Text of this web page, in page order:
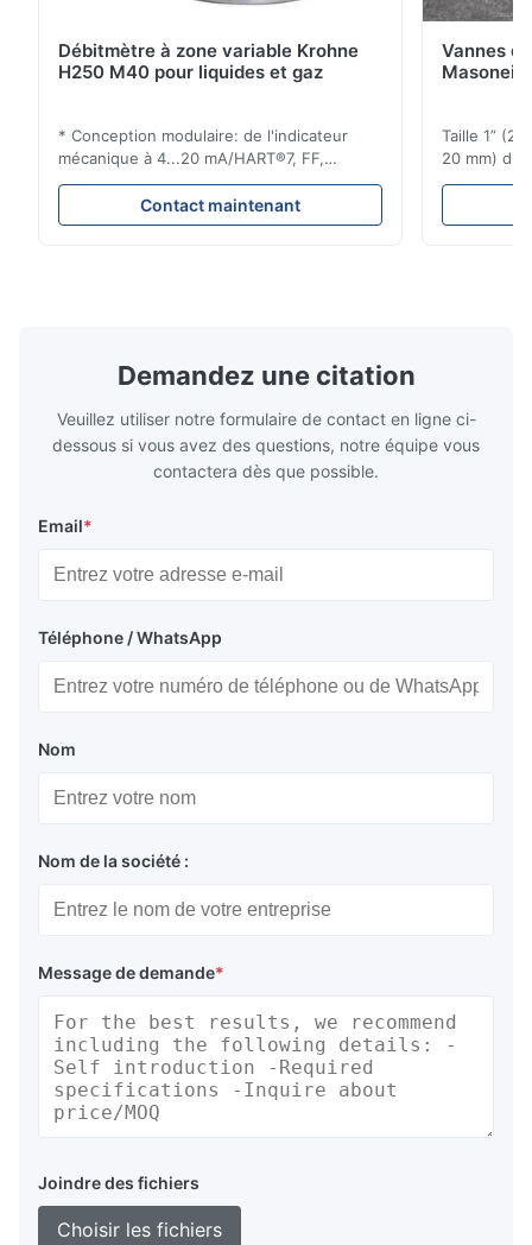
Débitmètre à zone variable Krohne
H250 M40 pour liquides et gaz
* Conception modulaire: de l'indicateur
mécanique à 4...20 mA/HART®7, FF,
Profibus-PA et totalizateur * N'importe
quelle position d'installation: verticale,
horizontale ou dans les tuyaux
Contact maintenant
Vannes
Taille 1”
20 mm)
brides :
Demandez une citation
Veuillez utiliser notre formulaire de contact en ligne ci-
dessous si vous avez des questions, notre équipe vous
contactera dès que possible.
Email*
Téléphone / WhatsApp
Nom
Nom de la société :
Message de demande*
Joindre des fichiers
Choisir les fichiers